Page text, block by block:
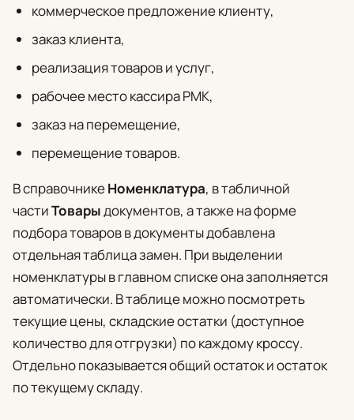
коммерческое предложение клиенту,
заказ клиента,
реализация товаров и услуг,
рабочее место кассира РМК,
заказ на перемещение,
перемещение товаров.
В справочникеНоменклатура, в табличной
частиТовары документов, а также на форме
подбора товаров в документы добавлена
отдельная таблица замен. При выделении
номенклатуры в главном списке она заполняется
автоматически. В таблице можно посмотреть
текущие цены, складские остатки (доступное
количество для отгрузки) по каждому кроссу.
Отдельно показывается общий остаток и остаток
по текущему складу.